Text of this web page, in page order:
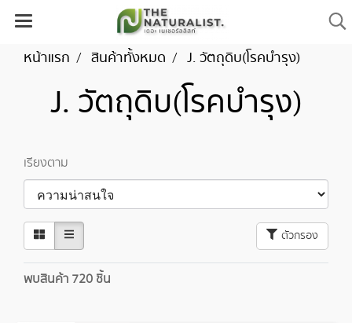
หน้าแรก สินค้าทั้งหมด J. วัตถุดิบ(โรคบำรุง)
J. วัตถุดิบ(โรคบำรุง)
เรียงตาม
ตัวกรอง
พบสินค้า 720 ชิ้น